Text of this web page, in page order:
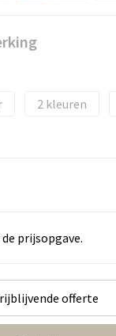
2
prijsopgave.
offerte